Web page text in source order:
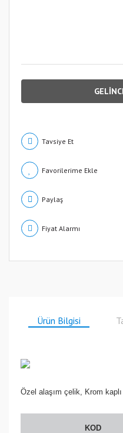
Tavsiye Et
Paylaş
Fiyat Alarmı
Ürün Bilgisi
Özel alaşım çelik, Krom kaplı
KOD